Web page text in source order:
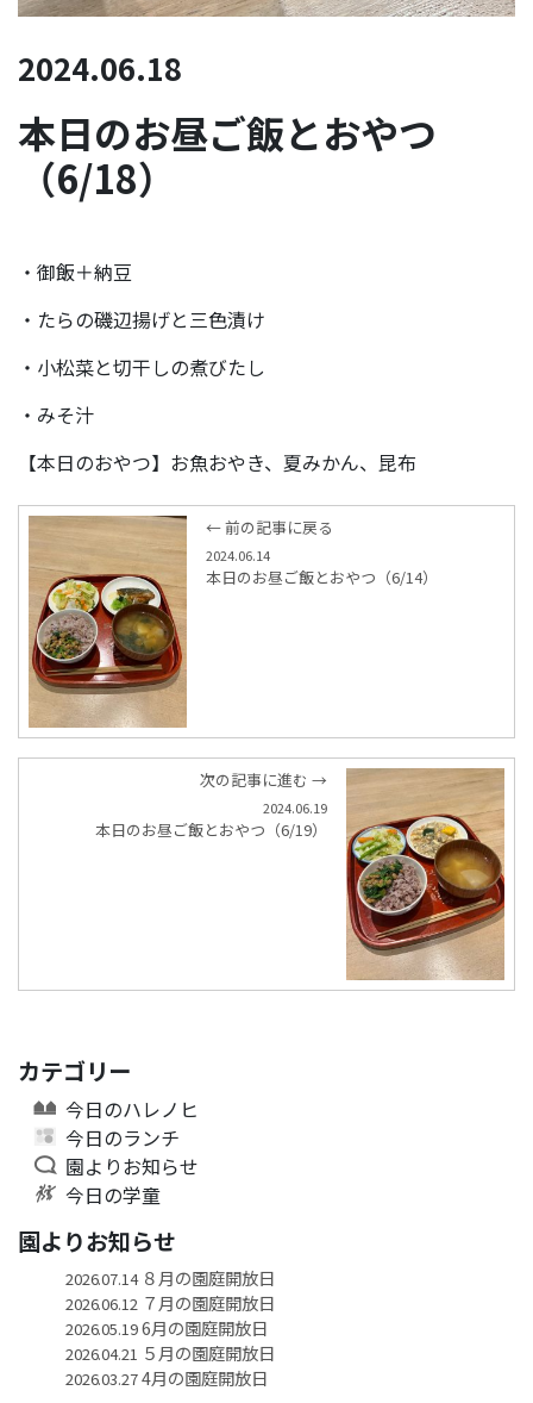
2024.06.18
本日のお昼ご飯とおやつ
（6/18）
・御飯＋納豆
・たらの磯辺揚げと三色漬け
・小松菜と切干しの煮びたし
・みそ汁
【本日のおやつ】お魚おやき、夏みかん、昆布
← 前の記事に戻る
2024.06.14
本日のお昼ご飯とおやつ（6/14）
次の記事に進む →
2024.06.19
本日のお昼ご飯とおやつ（6/19）
カテゴリー
今日のハレノヒ
今日のランチ
園よりお知らせ
今日の学童
園よりお知らせ
2026.07.14８月の園庭開放日
2026.06.12 ７月の園庭開放日
2026.05.196月の園庭開放日
2026.04.21 ５月の園庭開放日
2026.03.274月の園庭開放日